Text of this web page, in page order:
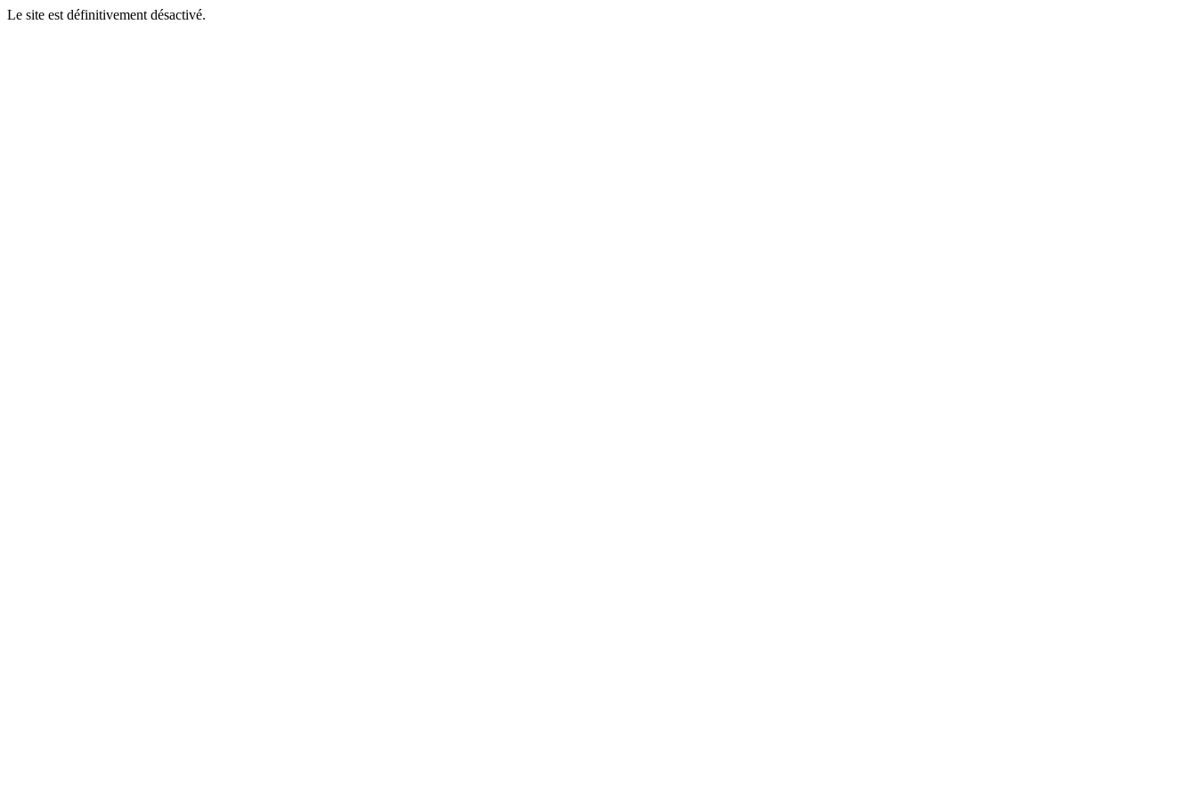
Le site est définitivement désactivé.